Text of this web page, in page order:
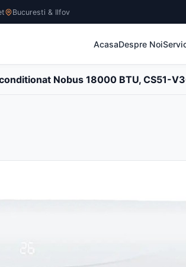
Bucuresti & Ilfov
AcasaDespre Noi
Nobus 18000 BTU, CS51-